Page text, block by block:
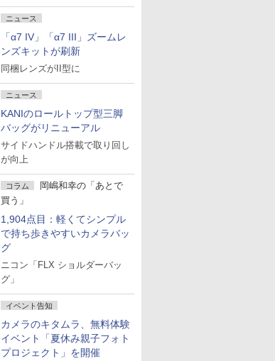
ニュース
「α7 IV」「α7 III」ズームレ
ンズキットが刷新
同梱レンズがII型に
ニュース
KANIのロールトップ型三脚
バッグがリニューアル
サイドハンドル搭載で取り回し
が向上
コラム
岡嶋和幸の「あとで
買う」
1,904点目：軽くてシンプル
で持ち歩きやすいカメラバッ
グ
ニコン「FLX ショルダーバッ
グ」
イベント告知
カメラのキタムラ、無料体験
イベント「夏休み親子フォト
プロジェクト」を開催